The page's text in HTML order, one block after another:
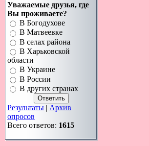
Уважаемые друзья, где
Вы проживаете?
В Богодухове
В Матвеевке
В селах района
В Харьковской
области
В Украине
В России
В других странах
Результаты | Архив
опросов
Всего ответов: 1615